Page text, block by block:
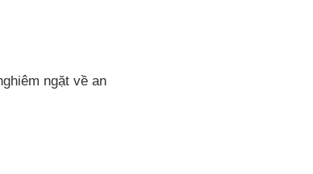
ngặt về an